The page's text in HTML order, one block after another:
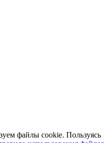
файлы cookie. Пользуясь